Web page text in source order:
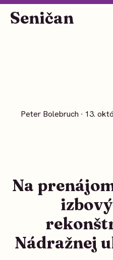
Seničan
Peter Bolebruch ∙ 13.
Na
Nádražnej